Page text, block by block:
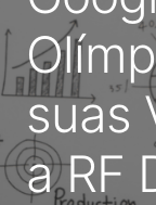
suas
a RF